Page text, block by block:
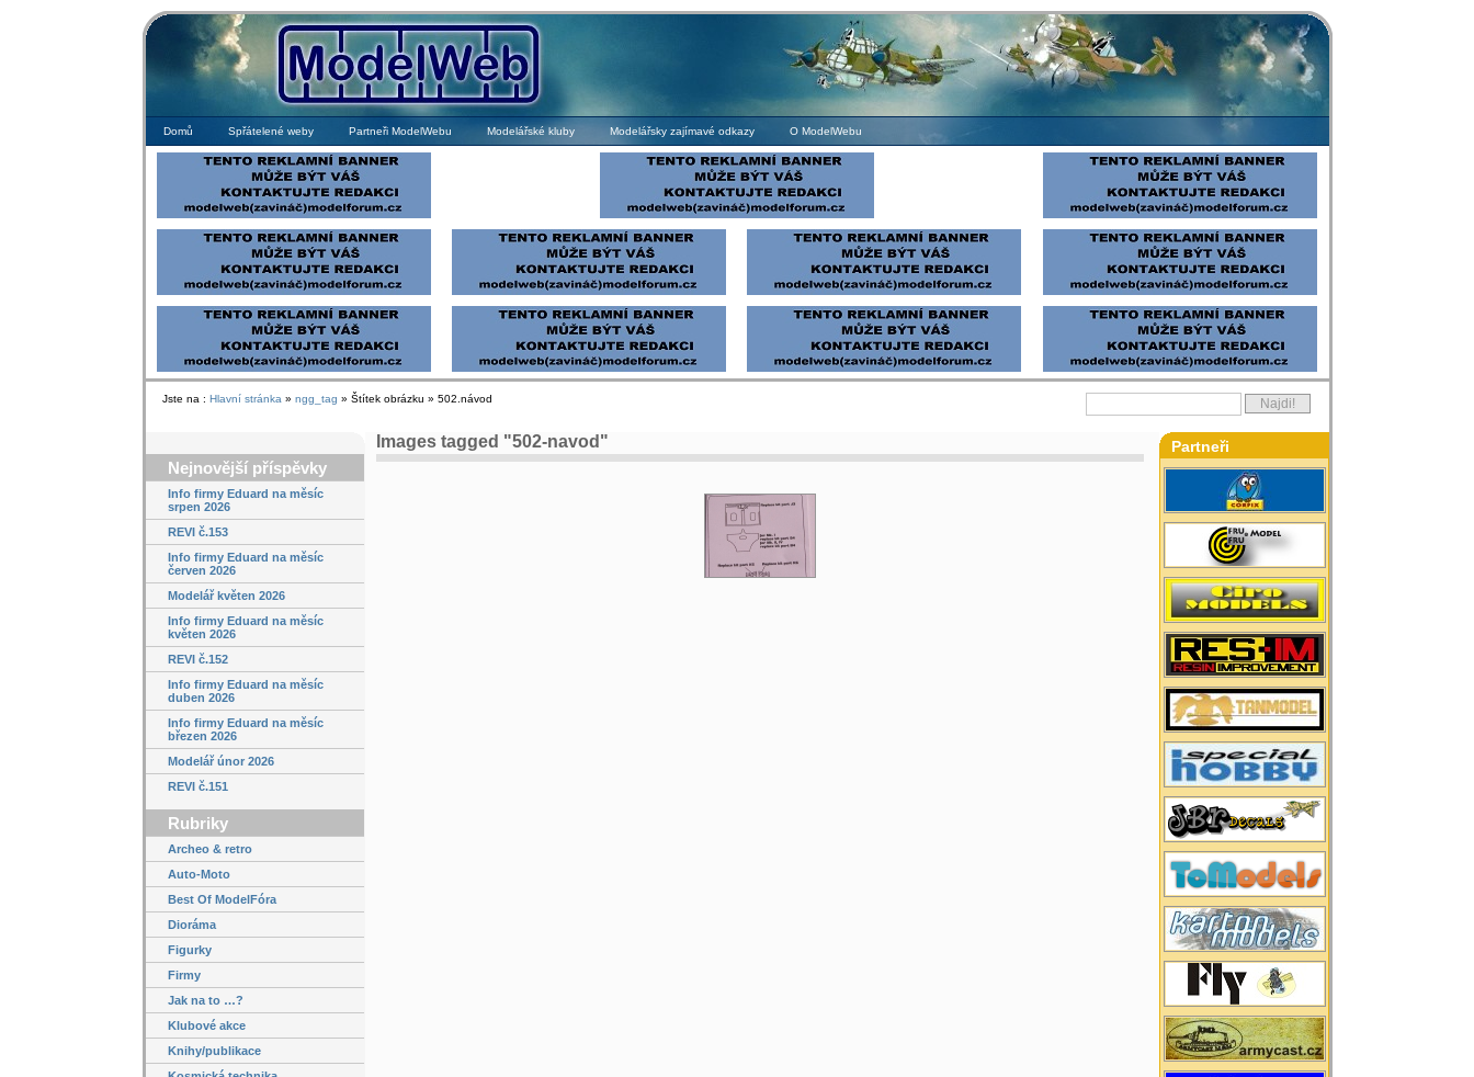
Domů Spřátelené weby Partneři ModelWebu Modelářské kluby Modelářsky zajímavé odkazy O ModelWebu
Jste na : Hlavní stránka » ngg_tag » Štítek obrázku » 502.návod
Nejnovější příspěvky
Info firmy Eduard na měsíc
srpen 2026
REVI č.153
Info firmy Eduard na měsíc
červen 2026
Modelář květen 2026
Info firmy Eduard na měsíc
květen 2026
REVI č.152
Info firmy Eduard na měsíc
duben 2026
Info firmy Eduard na měsíc
březen 2026
Modelář únor 2026
REVI č.151
Rubriky
Archeo & retro
Auto-Moto
Best Of ModelFóra
Dioráma
Figurky
Firmy
Jak na to …?
Klubové akce
Knihy/publikace
Images tagged "502-navod" Partneři